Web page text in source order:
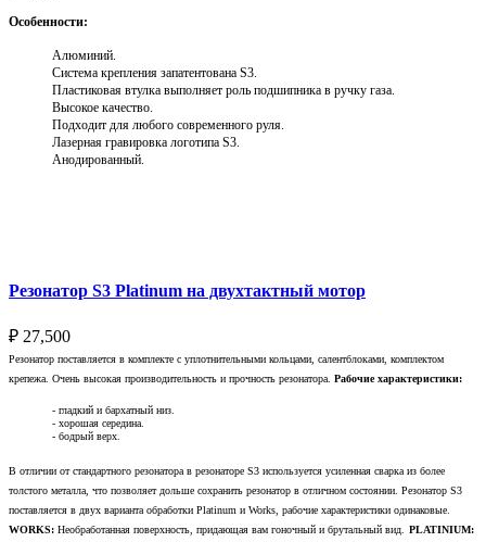
Особенности:
Алюминий.
Система крепления запатентована S3.
Пластиковая втулка выполняет роль подшипника в ручку газа.
Высокое качество.
Подходит для любого современного руля.
Лазерная гравировка логотипа S3.
Анодированный.
Резонатор S3 Platinum на двухтактный мотор
₽ 27,500
Резонатор поставляется в комплекте с уплотнительными кольцами, салентблоками, комплектом
крепежа. Очень высокая производительность и прочность резонатора. Рабочие характеристики:
- гладкий и бархатный низ.
- хорошая середина.
- бодрый верх.
В отличии от стандартного резонатора в резонаторе S3 используется усиленная сварка из более
толстого металла, что позволяет дольше сохранить резонатор в отличном состоянии. Резонатор S3
поставляется в двух варианта обработки Platinum и Works, рабочие характеристики одинаковые.
WORKS: Необработанная поверхность, придающая вам гоночный и брутальный вид. PLATINIUM: